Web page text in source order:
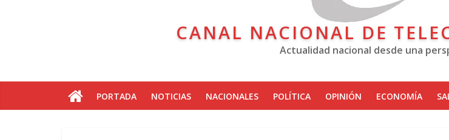
CANAL NACIONAL DE
Actualidad nacional desde una
PORTADA NOTICIAS NACIONALES POLÍTICA OPINIÓN ECONOMÍA